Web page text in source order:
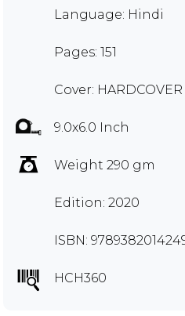
Language: Hindi
Pages: 151
Cover: HARDCOVER
9.0x6.0 Inch
Weight 290 gm
Edition: 2020
ISBN:
HCH360